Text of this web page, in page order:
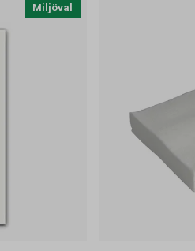
Miljöval